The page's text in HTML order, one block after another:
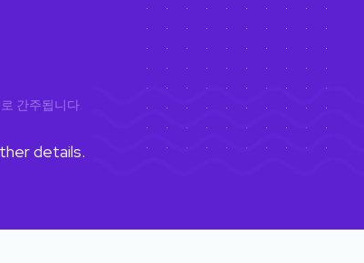
간주됩니다.
details.